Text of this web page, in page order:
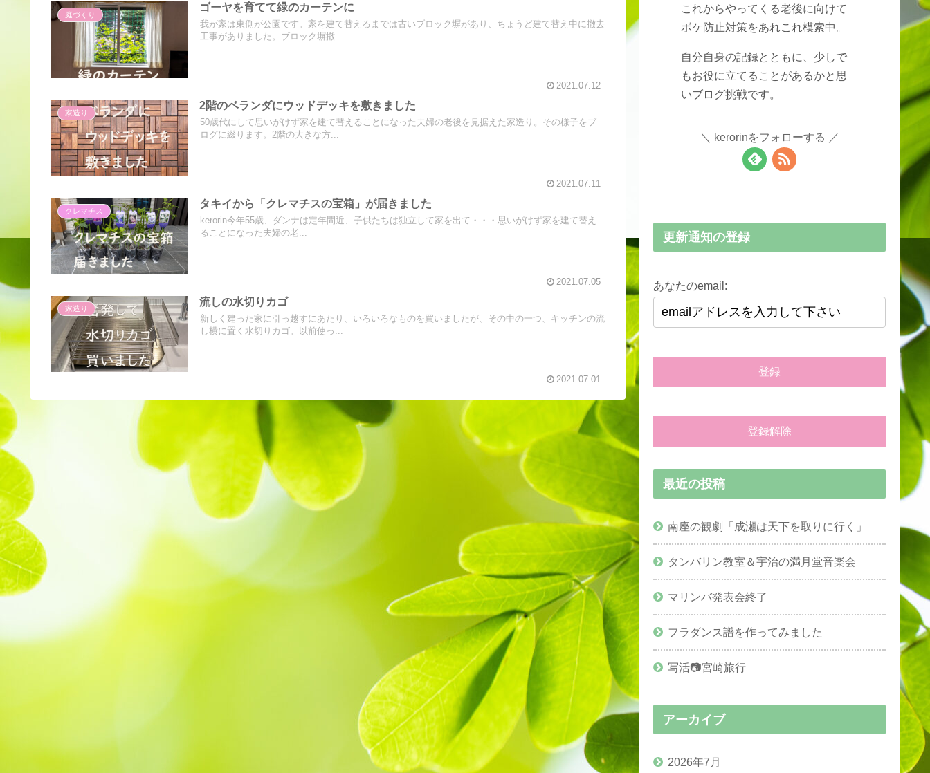
庭づくり
ゴーヤを育てて緑のカーテンに
我が家は東側が公園です。家を建て替えるまでは古いブロック塀があり、ちょうど建て替え中に撤去
工事がありました。ブロック塀撤...
2021.07.12
家造り
2階のベランダにウッドデッキを敷きました
50歳代にして思いがけず家を建て替えることになった夫婦の老後を見据えた家造り。その様子をブ
ログに綴ります。2階の大きな方...
2021.07.11
クレマチス
タキイから「クレマチスの宝箱」が届きました
kerorin今年55歳、ダンナは定年間近、子供たちは独立して家を出て・・・思いがけず家を建て替え
ることになった夫婦の老...
2021.07.05
家造り
流しの水切りカゴ
新しく建った家に引っ越すにあたり、いろいろなものを買いましたが、その中の一つ、キッチンの流
し横に置く水切りカゴ。以前使っ...
2021.07.01
これからやってくる老後に向けて
ボケ防止対策をあれこれ模索中。
自分自身の記録とともに、少しで
もお役に立てることがあるかと思
いブログ挑戦です。
kerorinをフォローする
更新通知の登録
あなたのemail:
最近の投稿
南座の観劇「成瀬は天下を取りに行く」
タンバリン教室＆宇治の満月堂音楽会
マリンバ発表会終了
フラダンス譜を作ってみました
写活📷宮崎旅行
アーカイブ
2026年7月